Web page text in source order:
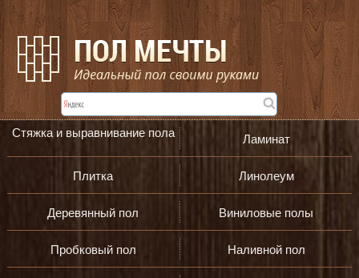
Стяжка и выравнивание пола Ламинат
Плитка Линолеум
Деревянный пол Виниловые полы
Пробковый пол Наливной пол